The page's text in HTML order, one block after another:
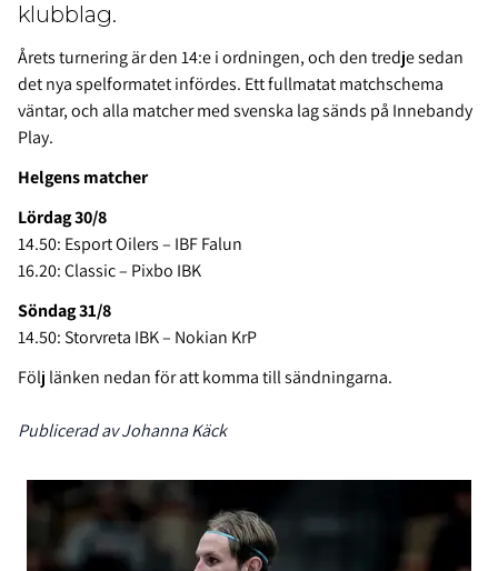
klubblag.
Årets turnering är den 14:e i ordningen, och den tredje sedan
det nya spelformatet infördes. Ett fullmatat matchschema
väntar, och alla matcher med svenska lag sänds på Innebandy
Play.
Helgens matcher
Lördag 30/8
14.50: Esport Oilers – IBF Falun
16.20: Classic – Pixbo IBK
Söndag 31/8
14.50: Storvreta IBK – Nokian KrP
Följ länken nedan för att komma till sändningarna.
Publicerad av Johanna Käck